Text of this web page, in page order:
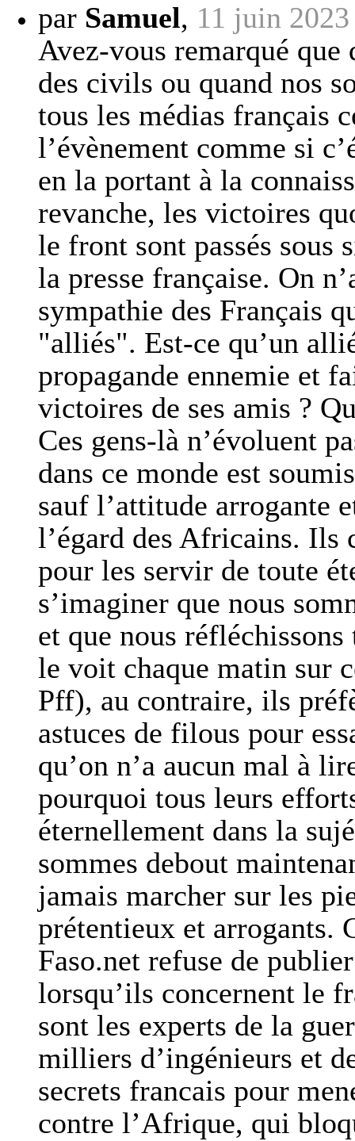
par Samuel, 11 juin
Avez-vous remarqué que
des civils ou quand nos
tous les médias français
l’évènement comme si
en la portant à la
revanche, les victoires
le front sont passés sous
la presse française. On
sympathie des Français
"alliés". Est-ce qu’un
propagande ennemie et
victoires de ses amis ?
Ces gens-là n’évoluent
dans ce monde est
sauf l’attitude arrogante
l’égard des Africains. Ils
pour les servir de toute
s’imaginer que nous
et que nous
le voit chaque matin sur
Pff), au contraire, ils
astuces de filous pour
qu’on n’a aucun mal à
pourquoi tous leurs
éternellement dans la
sommes debout
jamais marcher sur les
prétentieux et arrogants.
Faso.net refuse de
lorsqu’ils concernent le
sont les experts de la
milliers d’ingénieurs et
secrets francais pour
contre l’Afrique, qui